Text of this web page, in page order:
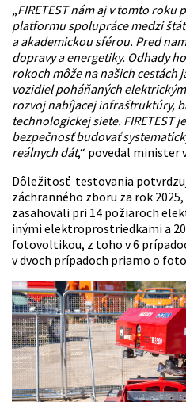
FIRETEST nám aj v tomto
platformu spolupráce medzi
a akademickou sférou. Pred
dopravy a energetiky. Odhady
rokoch môže na našich cestách
vozidiel poháňaných
rozvoj nabíjacej infraštruktúry,
technologickej siete. FIRETEST
bezpečnosť budovať
reálnych dát,“ povedal minister
Dôležitosť testovania
záchranného zboru za rok
zasahovali pri 14 požiaroch
inými elektroprostriedkami a
fotovoltikou, z toho v 6
v dvoch prípadoch priamo o